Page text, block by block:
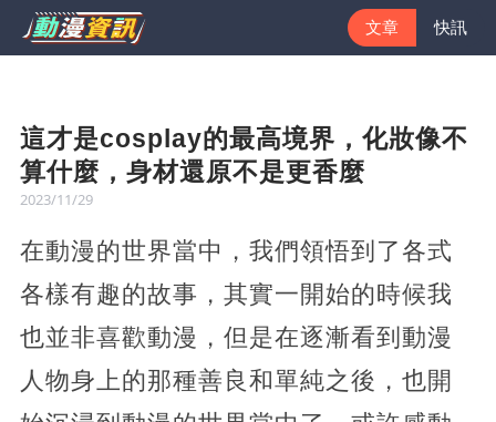
文章 快訊
這才是cosplay的最高境界，化妝像不
算什麼，身材還原不是更香麼
2023/11/29
在動漫的世界當中，我們領悟到了各式
各樣有趣的故事，其實一開始的時候我
也並非喜歡動漫，但是在逐漸看到動漫
人物身上的那種善良和單純之後，也開